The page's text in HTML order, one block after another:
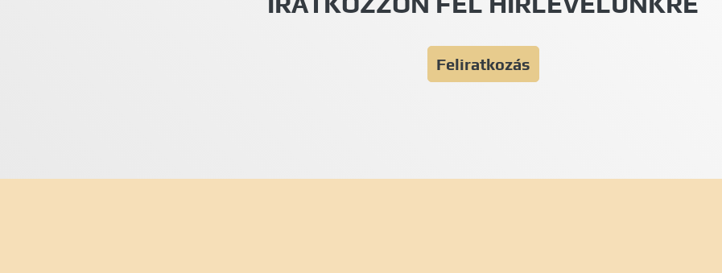
Feliratkozás